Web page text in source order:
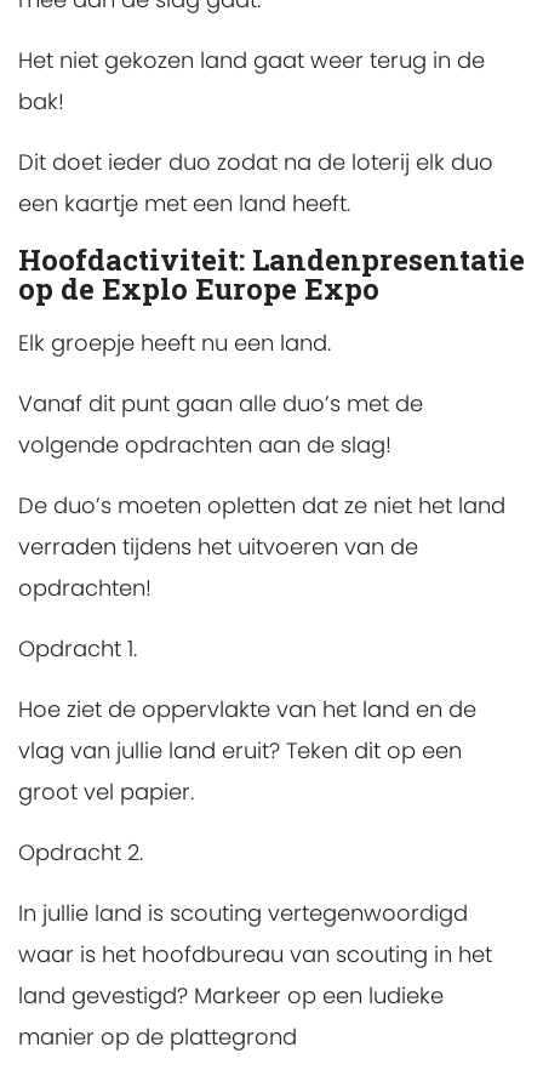
Het niet gekozen land gaat weer terug in de
bak!
Dit doet ieder duo zodat na de loterij elk duo
een kaartje met een land heeft.
Hoofdactiviteit: Landenpresentatie
op de Explo Europe Expo
Elk groepje heeft nu een land.
Vanaf dit punt gaan alle duo’s met de
volgende opdrachten aan de slag!
De duo’s moeten opletten dat ze niet het land
verraden tijdens het uitvoeren van de
opdrachten!
Opdracht 1.
Hoe ziet de oppervlakte van het land en de
vlag van jullie land eruit? Teken dit op een
groot vel papier.
Opdracht 2.
In jullie land is scouting vertegenwoordigd
waar is het hoofdbureau van scouting in het
land gevestigd? Markeer op een ludieke
manier op de plattegrond